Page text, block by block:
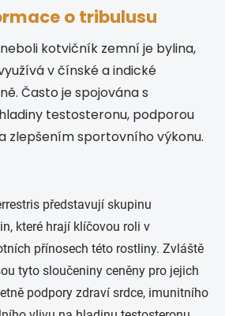
o tribulusu
kotvičník zemní je bylina,
v čínské a indické
Často je spojována s
testosteronu, podporou
zlepšením sportovního výkonu.
představují skupinu
které hrají klíčovou roli v
přínosech této rostliny. Zvláště
tyto sloučeniny ceněny pro jejich
podpory zdraví srdce, imunitního